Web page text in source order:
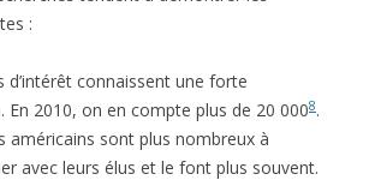
:
d’intérêt connaissent une forte
En 2010, on en compte plus de 20 0008.
américains sont plus nombreux à
avec leurs élus et le font plus souvent.